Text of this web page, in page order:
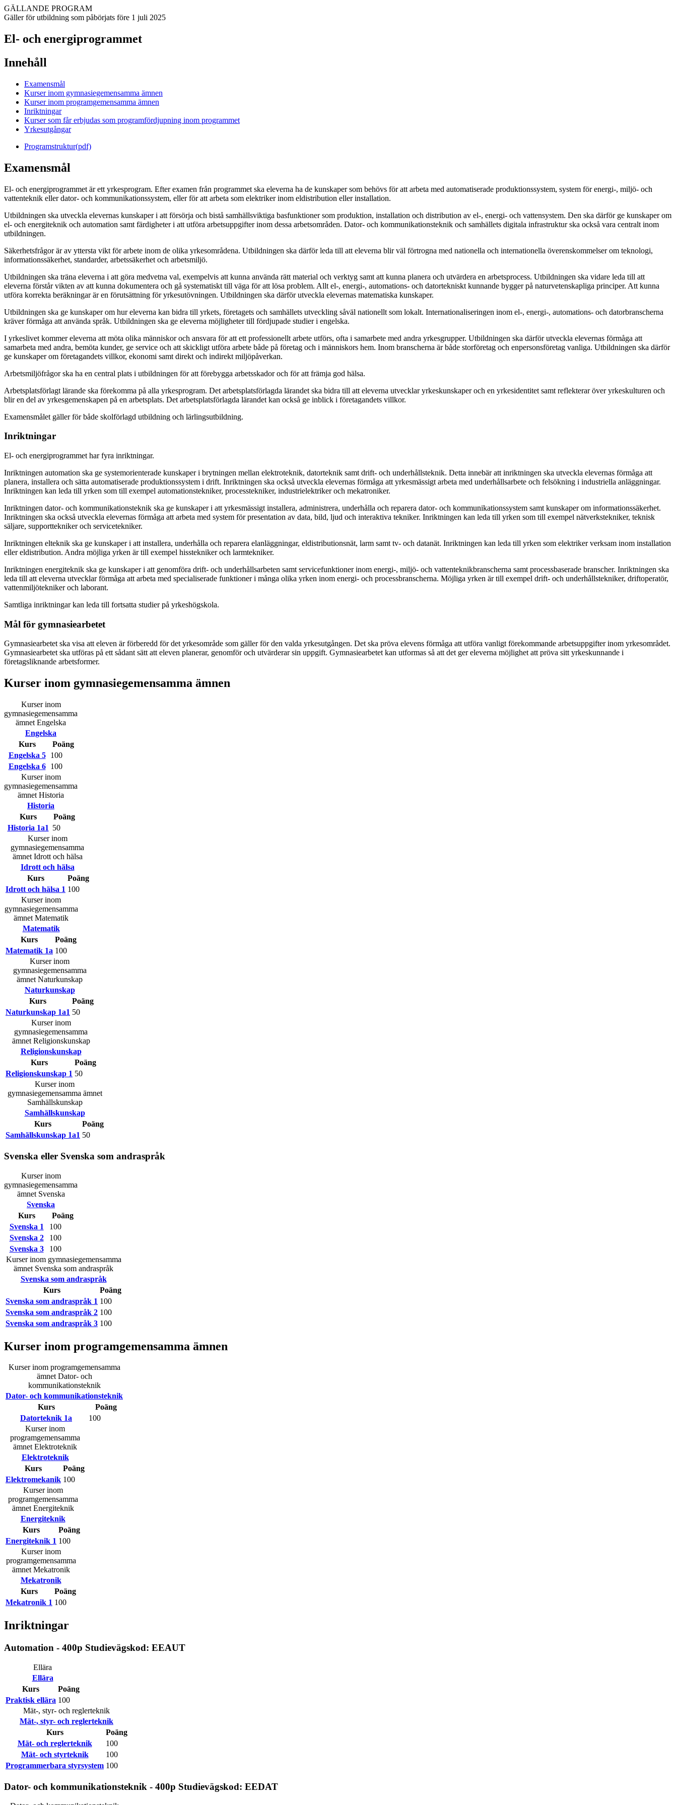
GÄLLANDE PROGRAM
Gäller för utbildning som påbörjats före 1 juli 2025
El- och energiprogrammet
Innehåll
Examensmål
Kurser inom gymnasiegemensamma ämnen
Kurser inom programgemensamma ämnen
Inriktningar
Kurser som får erbjudas som programfördjupning inom programmet
Yrkesutgångar
Programstruktur(pdf)
Examensmål
El- och energiprogrammet är ett yrkesprogram. Efter examen från programmet ska eleverna ha de kunskaper som behövs för att arbeta med automatiserade produktionssystem, system för energi-, miljö- och
vattenteknik eller dator- och kommunikationssystem, eller för att arbeta som elektriker inom eldistribution eller installation.
Utbildningen ska utveckla elevernas kunskaper i att försörja och bistå samhällsviktiga basfunktioner som produktion, installation och distribution av el-, energi- och vattensystem. Den ska därför ge kunskaper om
el- och energiteknik och automation samt färdigheter i att utföra arbetsuppgifter inom dessa arbetsområden. Dator- och kommunikationsteknik och samhällets digitala infrastruktur ska också vara centralt inom
utbildningen.
Säkerhetsfrågor är av yttersta vikt för arbete inom de olika yrkesområdena. Utbildningen ska därför leda till att eleverna blir väl förtrogna med nationella och internationella överenskommelser om teknologi,
informationssäkerhet, standarder, arbetssäkerhet och arbetsmiljö.
Utbildningen ska träna eleverna i att göra medvetna val, exempelvis att kunna använda rätt material och verktyg samt att kunna planera och utvärdera en arbetsprocess. Utbildningen ska vidare leda till att
eleverna förstår vikten av att kunna dokumentera och gå systematiskt till väga för att lösa problem. Allt el-, energi-, automations- och datortekniskt kunnande bygger på naturvetenskapliga principer. Att kunna
utföra korrekta beräkningar är en förutsättning för yrkesutövningen. Utbildningen ska därför utveckla elevernas matematiska kunskaper.
Utbildningen ska ge kunskaper om hur eleverna kan bidra till yrkets, företagets och samhällets utveckling såväl nationellt som lokalt. Internationaliseringen inom el-, energi-, automations- och datorbranscherna
kräver förmåga att använda språk. Utbildningen ska ge eleverna möjligheter till fördjupade studier i engelska.
I yrkeslivet kommer eleverna att möta olika människor och ansvara för att ett professionellt arbete utförs, ofta i samarbete med andra yrkesgrupper. Utbildningen ska därför utveckla elevernas förmåga att
samarbeta med andra, bemöta kunder, ge service och att skickligt utföra arbete både på företag och i människors hem. Inom branscherna är både storföretag och enpersonsföretag vanliga. Utbildningen ska därför
ge kunskaper om företagandets villkor, ekonomi samt direkt och indirekt miljöpåverkan.
Arbetsmiljöfrågor ska ha en central plats i utbildningen för att förebygga arbetsskador och för att främja god hälsa.
Arbetsplatsförlagt lärande ska förekomma på alla yrkesprogram. Det arbetsplatsförlagda lärandet ska bidra till att eleverna utvecklar yrkeskunskaper och en yrkesidentitet samt reflekterar över yrkeskulturen och
blir en del av yrkesgemenskapen på en arbetsplats. Det arbetsplatsförlagda lärandet kan också ge inblick i företagandets villkor.
Examensmålet gäller för både skolförlagd utbildning och lärlingsutbildning.
Inriktningar
El- och energiprogrammet har fyra inriktningar.
Inriktningen automation ska ge systemorienterade kunskaper i brytningen mellan elektroteknik, datorteknik samt drift- och underhållsteknik. Detta innebär att inriktningen ska utveckla elevernas förmåga att
planera, installera och sätta automatiserade produktionssystem i drift. Inriktningen ska också utveckla elevernas förmåga att yrkesmässigt arbeta med underhållsarbete och felsökning i industriella anläggningar.
Inriktningen kan leda till yrken som till exempel automationstekniker, processtekniker, industrielektriker och mekatroniker.
Inriktningen dator- och kommunikationsteknik ska ge kunskaper i att yrkesmässigt installera, administrera, underhålla och reparera dator- och kommunikationssystem samt kunskaper om informationssäkerhet.
Inriktningen ska också utveckla elevernas förmåga att arbeta med system för presentation av data, bild, ljud och interaktiva tekniker. Inriktningen kan leda till yrken som till exempel nätverkstekniker, teknisk
säljare, supporttekniker och servicetekniker.
Inriktningen elteknik ska ge kunskaper i att installera, underhålla och reparera elanläggningar, eldistributionsnät, larm samt tv- och datanät. Inriktningen kan leda till yrken som elektriker verksam inom installation
eller eldistribution. Andra möjliga yrken är till exempel hisstekniker och larmtekniker.
Inriktningen energiteknik ska ge kunskaper i att genomföra drift- och underhållsarbeten samt servicefunktioner inom energi-, miljö- och vattenteknikbranscherna samt processbaserade branscher. Inriktningen ska
leda till att eleverna utvecklar förmåga att arbeta med specialiserade funktioner i många olika yrken inom energi- och processbranscherna. Möjliga yrken är till exempel drift- och underhållstekniker, driftoperatör,
vattenmiljötekniker och laborant.
Samtliga inriktningar kan leda till fortsatta studier på yrkeshögskola.
Mål för gymnasiearbetet
Gymnasiearbetet ska visa att eleven är förberedd för det yrkesområde som gäller för den valda yrkesutgången. Det ska pröva elevens förmåga att utföra vanligt förekommande arbetsuppgifter inom yrkesområdet.
Gymnasiearbetet ska utföras på ett sådant sätt att eleven planerar, genomför och utvärderar sin uppgift. Gymnasiearbetet kan utformas så att det ger eleverna möjlighet att pröva sitt yrkeskunnande i
företagsliknande arbetsformer.
Kurser inom gymnasiegemensamma ämnen
Kurser inom
gymnasiegemensamma
ämnet Engelska
Engelska
Kurs
Poäng
Engelska 5
100
Engelska 6
100
Kurser inom
gymnasiegemensamma
ämnet Historia
Historia
Kurs
Poäng
Historia 1a1 50
Kurser inom
gymnasiegemensamma
ämnet Idrott och hälsa
Idrott och hälsa
Kurs
Poäng
Idrott och hälsa 1 100
Kurser inom
gymnasiegemensamma
ämnet Matematik
Matematik
Kurs
Poäng
Matematik 1a 100
Kurser inom
gymnasiegemensamma
ämnet Naturkunskap
Naturkunskap
Kurs
Poäng
Naturkunskap 1a1 50
Kurser inom
gymnasiegemensamma
ämnet Religionskunskap
Religionskunskap
Kurs
Poäng
Religionskunskap 1 50
Kurser inom
gymnasiegemensamma ämnet
Samhällskunskap
Samhällskunskap
Kurs
Poäng
Samhällskunskap 1a1 50
Svenska eller Svenska som andraspråk
Kurser inom
gymnasiegemensamma
ämnet Svenska
Svenska
Kurs
Poäng
Svenska 1
100
Svenska 2
100
Svenska 3
100
Kurser inom gymnasiegemensamma
ämnet Svenska som andraspråk
Svenska som andraspråk
Kurs
Poäng
Svenska som andraspråk 1 100
Svenska som andraspråk 2 100
Svenska som andraspråk 3 100
Kurser inom programgemensamma ämnen
Kurser inom programgemensamma
ämnet Dator- och
kommunikationsteknik
Dator- och kommunikationsteknik
Kurs
Poäng
Datorteknik 1a
100
Kurser inom
programgemensamma
ämnet Elektroteknik
Elektroteknik
Kurs
Poäng
Elektromekanik 100
Kurser inom
programgemensamma
ämnet Energiteknik
Energiteknik
Kurs
Poäng
Energiteknik 1 100
Kurser inom
programgemensamma
ämnet Mekatronik
Mekatronik
Kurs
Poäng
Mekatronik 1 100
Inriktningar
Automation - 400p Studievägskod: EEAUT
Ellära
Ellära
Kurs
Poäng
Praktisk ellära 100
Mät-, styr- och reglerteknik
Mät-, styr- och reglerteknik
Kurs
Poäng
Mät- och reglerteknik
100
Mät- och styrteknik
100
Programmerbara styrsystem 100
Dator- och kommunikationsteknik - 400p Studievägskod: EEDAT